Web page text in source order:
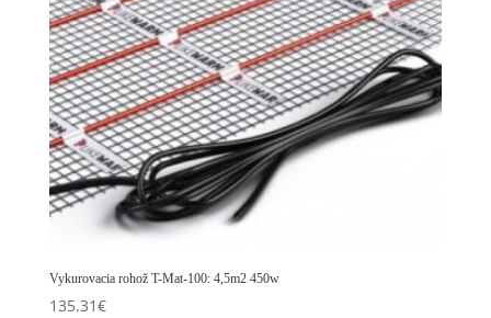
Vykurovacia rohož T-Mat-100: 4,5m2 450w
135.31€